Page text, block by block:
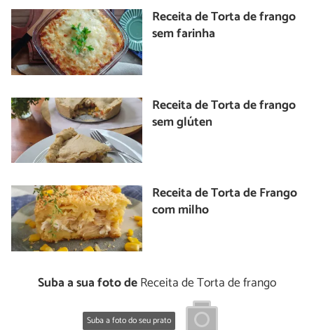
Receita de Torta de frango
sem farinha
Receita de Torta de frango
sem glúten
Receita de Torta de Frango
com milho
Suba a sua foto deReceita de Torta de frango
Suba a foto do seu prato